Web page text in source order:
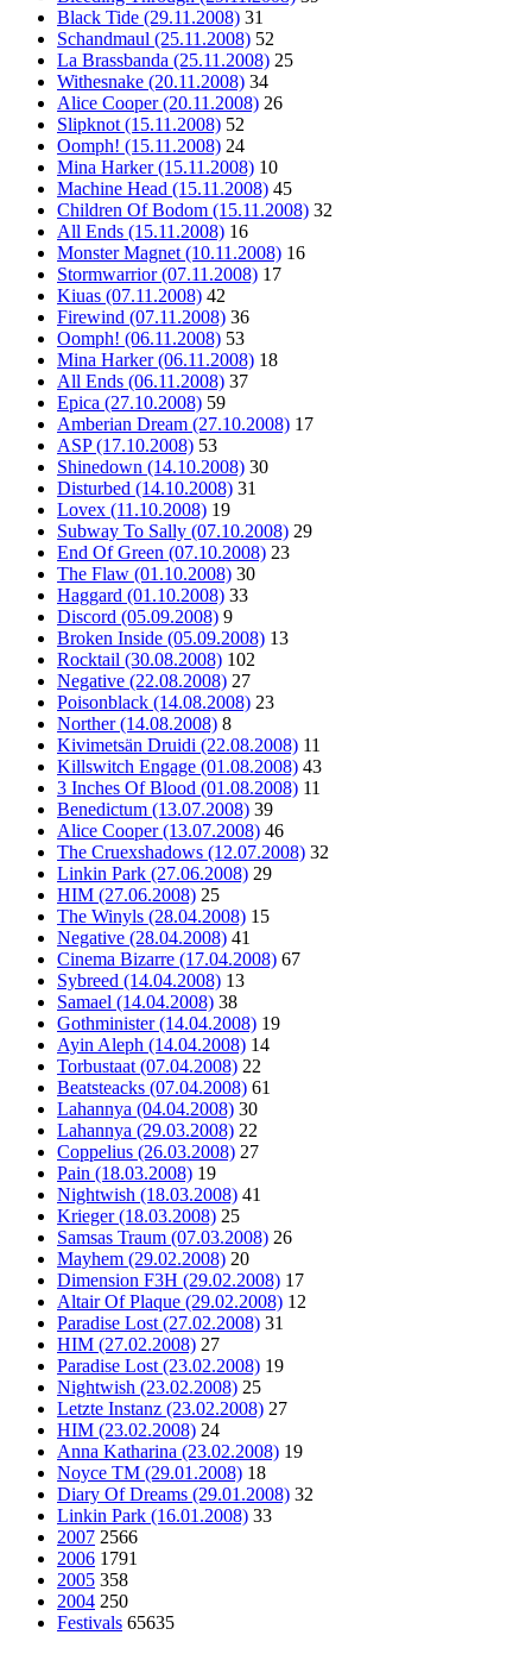
Black Tide (29.11.2008) 31
Schandmaul (25.11.2008) 52
La Brassbanda (25.11.2008) 25
Withesnake (20.11.2008) 34
Alice Cooper (20.11.2008) 26
Slipknot (15.11.2008) 52
Oomph! (15.11.2008) 24
Mina Harker (15.11.2008) 10
Machine Head (15.11.2008) 45
Children Of Bodom (15.11.2008) 32
All Ends (15.11.2008) 16
Monster Magnet (10.11.2008) 16
Stormwarrior (07.11.2008) 17
Kiuas (07.11.2008) 42
Firewind (07.11.2008) 36
Oomph! (06.11.2008) 53
Mina Harker (06.11.2008) 18
All Ends (06.11.2008) 37
Epica (27.10.2008) 59
Amberian Dream (27.10.2008) 17
ASP (17.10.2008) 53
Shinedown (14.10.2008) 30
Disturbed (14.10.2008) 31
Lovex (11.10.2008) 19
Subway To Sally (07.10.2008) 29
End Of Green (07.10.2008) 23
The Flaw (01.10.2008) 30
Haggard (01.10.2008) 33
Discord (05.09.2008) 9
Broken Inside (05.09.2008) 13
Rocktail (30.08.2008) 102
Negative (22.08.2008) 27
Poisonblack (14.08.2008) 23
Norther (14.08.2008) 8
Kivimetsän Druidi (22.08.2008) 11
Killswitch Engage (01.08.2008) 43
3 Inches Of Blood (01.08.2008) 11
Benedictum (13.07.2008) 39
Alice Cooper (13.07.2008) 46
The Cruexshadows (12.07.2008) 32
Linkin Park (27.06.2008) 29
HIM (27.06.2008) 25
The Winyls (28.04.2008) 15
Negative (28.04.2008) 41
Cinema Bizarre (17.04.2008) 67
Sybreed (14.04.2008) 13
Samael (14.04.2008) 38
Gothminister (14.04.2008) 19
Ayin Aleph (14.04.2008) 14
Torbustaat (07.04.2008) 22
Beatsteacks (07.04.2008) 61
Lahannya (04.04.2008) 30
Lahannya (29.03.2008) 22
Coppelius (26.03.2008) 27
Pain (18.03.2008) 19
Nightwish (18.03.2008) 41
Krieger (18.03.2008) 25
Samsas Traum (07.03.2008) 26
Mayhem (29.02.2008) 20
Dimension F3H (29.02.2008) 17
Altair Of Plaque (29.02.2008) 12
Paradise Lost (27.02.2008) 31
HIM (27.02.2008) 27
Paradise Lost (23.02.2008) 19
Nightwish (23.02.2008) 25
Letzte Instanz (23.02.2008) 27
HIM (23.02.2008) 24
Anna Katharina (23.02.2008) 19
Noyce TM (29.01.2008) 18
Diary Of Dreams (29.01.2008) 32
Linkin Park (16.01.2008) 33
2007 2566
2006 1791
2005 358
2004 250
Festivals 65635